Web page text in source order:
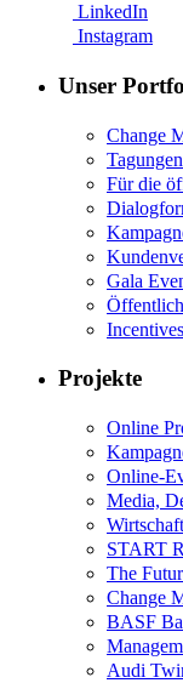
LinkedIn
Instagram
Unser
Change
Für die
Gala
Incentives
Projekte
Online
Online-
Media,
START
The
Change
BASF
Audi